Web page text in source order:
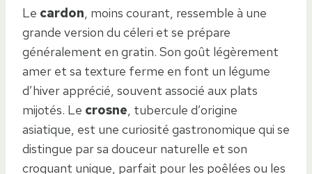
Le cardon, moins courant, ressemble à une
grande version du céleri et se prépare
généralement en gratin. Son goût légèrement
amer et sa texture ferme en font un légume
d’hiver apprécié, souvent associé aux plats
mijotés. Le crosne, tubercule d’origine
asiatique, est une curiosité gastronomique qui se
distingue par sa douceur naturelle et son
croquant unique, parfait pour les poêlées ou les